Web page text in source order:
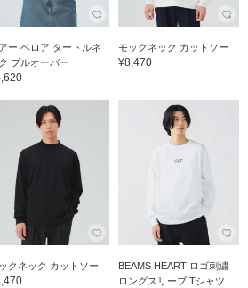
ー ベロア タートルネ
プルオーバー
モックネック カットソー
¥8,470
クネック カットソー
BEAMS HEART ロゴ刺繍
ロングスリーブ Tシャツ